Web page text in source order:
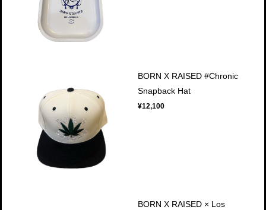
BORN X RAISED #Chronic
Snapback Hat
¥12,100
BORN X RAISED × Los